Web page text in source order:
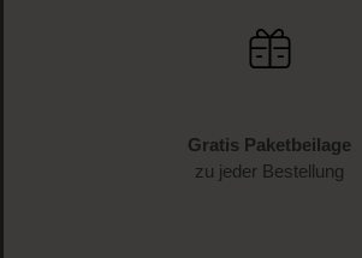
Gratis Paketbeilage
zu jeder Bestellung